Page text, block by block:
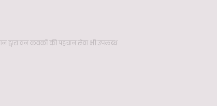
वन कवकों की पहचान सेवा भी उपलब्ध